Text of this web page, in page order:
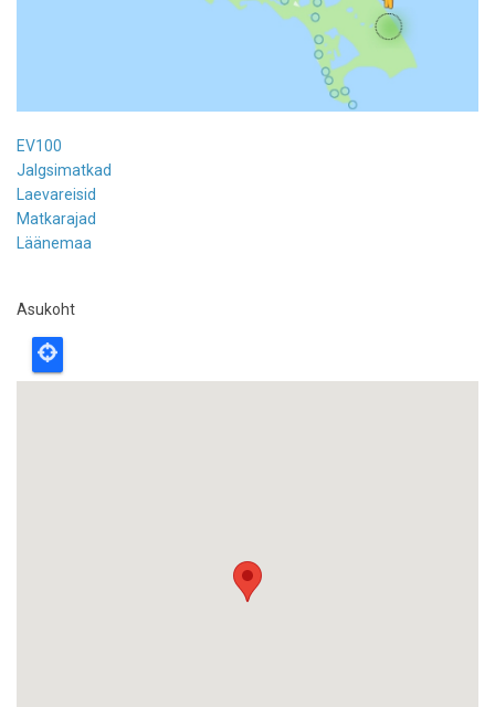
EV100
Jalgsimatkad
Laevareisid
Matkarajad
Läänemaa
Asukoht